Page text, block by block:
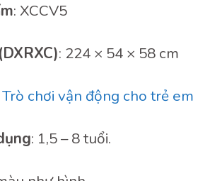
: XCCV5
: 224 × 54 × 58 cm
Trò chơi vận động cho trẻ em
: 1,5 – 8 tuổi.